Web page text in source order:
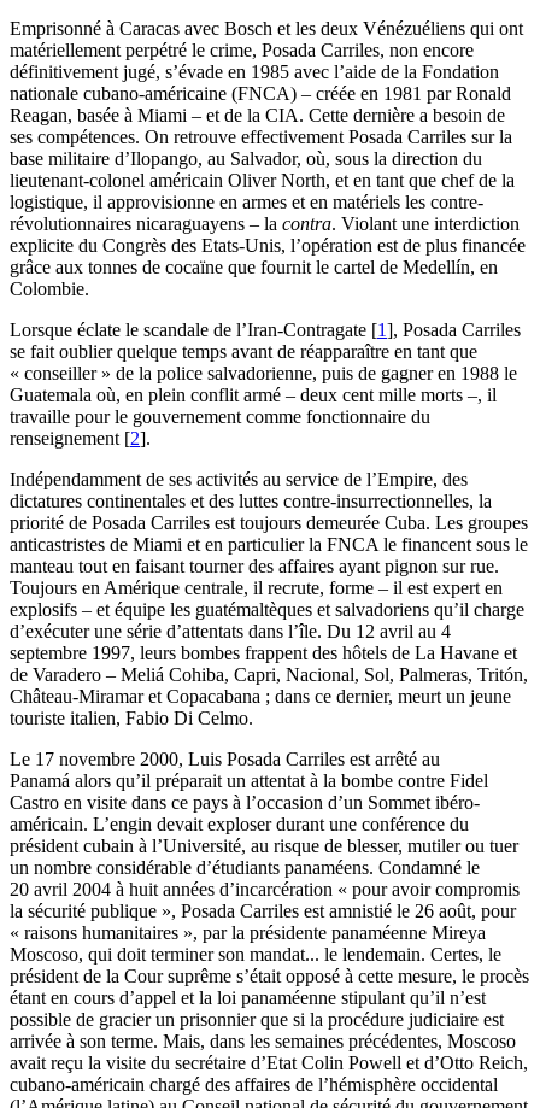
Emprisonné à Caracas avec Bosch et les deux Vénézuéliens qui ont
matériellement perpétré le crime, Posada Carriles, non encore
définitivement jugé, s’évade en 1985 avec l’aide de la Fondation
nationale cubano-américaine (FNCA) – créée en 1981 par Ronald
Reagan, basée à Miami – et de la CIA. Cette dernière a besoin de
ses compétences. On retrouve effectivement Posada Carriles sur la
base militaire d’Ilopango, au Salvador, où, sous la direction du
lieutenant-colonel américain Oliver North, et en tant que chef de la
logistique, il approvisionne en armes et en matériels les contre-
révolutionnaires nicaraguayens – la contra. Violant une interdiction
explicite du Congrès des Etats-Unis, l’opération est de plus financée
grâce aux tonnes de cocaïne que fournit le cartel de Medellín, en
Colombie.
Lorsque éclate le scandale de l’Iran-Contragate [1], Posada Carriles
se fait oublier quelque temps avant de réapparaître en tant que
« conseiller » de la police salvadorienne, puis de gagner en 1988 le
Guatemala où, en plein conflit armé – deux cent mille morts –, il
travaille pour le gouvernement comme fonctionnaire du
renseignement [2].
Indépendamment de ses activités au service de l’Empire, des
dictatures continentales et des luttes contre-insurrectionnelles, la
priorité de Posada Carriles est toujours demeurée Cuba. Les groupes
anticastristes de Miami et en particulier la FNCA le financent sous le
manteau tout en faisant tourner des affaires ayant pignon sur rue.
Toujours en Amérique centrale, il recrute, forme – il est expert en
explosifs – et équipe les guatémaltèques et salvadoriens qu’il charge
d’exécuter une série d’attentats dans l’île. Du 12 avril au 4
septembre 1997, leurs bombes frappent des hôtels de La Havane et
de Varadero – Meliá Cohiba, Capri, Nacional, Sol, Palmeras, Tritón,
Château-Miramar et Copacabana ; dans ce dernier, meurt un jeune
touriste italien, Fabio Di Celmo.
Le 17 novembre 2000, Luis Posada Carriles est arrêté au
Panamá alors qu’il préparait un attentat à la bombe contre Fidel
Castro en visite dans ce pays à l’occasion d’un Sommet ibéro-
américain. L’engin devait exploser durant une conférence du
président cubain à l’Université, au risque de blesser, mutiler ou tuer
un nombre considérable d’étudiants panaméens. Condamné le
20 avril 2004 à huit années d’incarcération « pour avoir compromis
la sécurité publique », Posada Carriles est amnistié le 26 août, pour
« raisons humanitaires », par la présidente panaméenne Mireya
Moscoso, qui doit terminer son mandat... le lendemain. Certes, le
président de la Cour suprême s’était opposé à cette mesure, le procès
étant en cours d’appel et la loi panaméenne stipulant qu’il n’est
possible de gracier un prisonnier que si la procédure judiciaire est
arrivée à son terme. Mais, dans les semaines précédentes, Moscoso
avait reçu la visite du secrétaire d’Etat Colin Powell et d’Otto Reich,
cubano-américain chargé des affaires de l’hémisphère occidental